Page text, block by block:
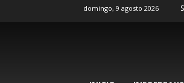
domingo, 9 agosto 2026